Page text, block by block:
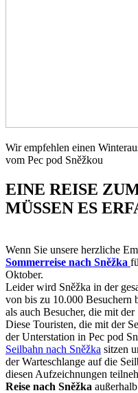
Wir empfehlen einen
vom Pec pod Sněžkou
EINE REISE
MÜSSEN ES
Wenn Sie unsere herzliche
Sommerreise nach Sněžka
Oktober.
Leider wird Sněžka in der
von bis zu 10.000 Besuchern
als auch Besucher, die mit
Diese Touristen, die mit der
der Unterstation in Pec pod
Seilbahn nach Sněžka sitzen
der Warteschlange auf die
diesen Aufzeichnungen
Reise nach Sněžka